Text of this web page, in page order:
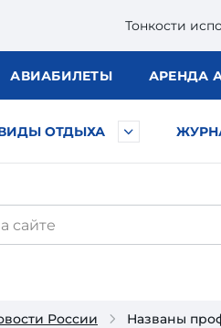
Тонкости
АВИАБИЛЕТЫ АРЕНДА
ОТДЫХА
России Названы